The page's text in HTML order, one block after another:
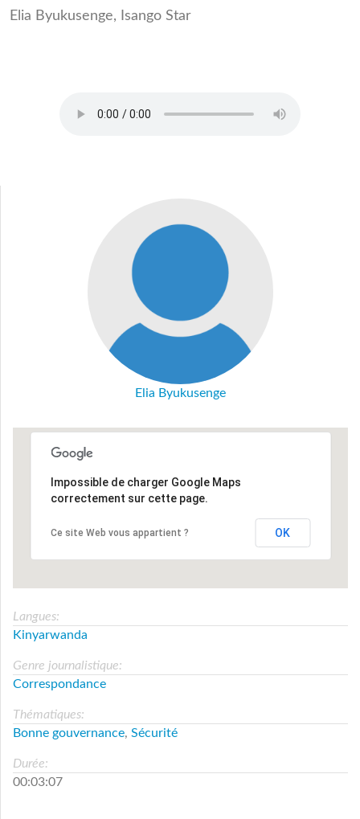
Elia Byukusenge, Isango Star
Elia Byukusenge
Impossible de charger Google Maps
correctement sur cette page.
Ce site Web vous appartient ? OK
Langues:
Kinyarwanda
Genre journalistique:
Correspondance
Thématiques:
Bonne gouvernance, Sécurité
Durée:
00:03:07